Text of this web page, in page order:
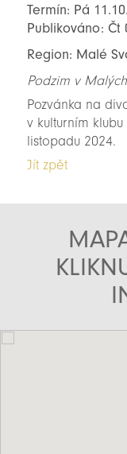
Termín: Pá
Publikováno: Čt
Region: Malé
Podzim v
Pozvánka na
v kulturním
listopadu 2024.
Jít zpět